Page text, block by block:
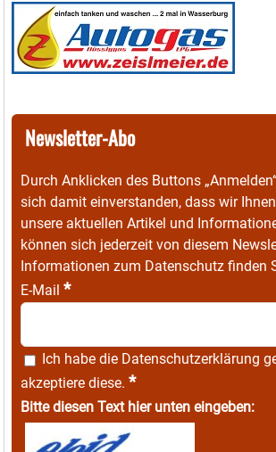
Newsletter-Abo
Durch Anklicken des Buttons
sich damit einverstanden, dass wir
unsere aktuellen Artikel und
können sich jederzeit von diesem
Informationen zum Datenschutz finden
E-Mail *
Ich habe die Datenschutzerklärung
akzeptiere diese. *
Bitte diesen Text hier unten eingeben: